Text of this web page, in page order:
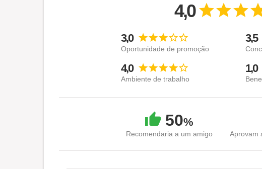
4,0
3,0
Oportunidade de promoção
3,5
4,0
Ambiente de trabalho
1,0
50%
Recomendaria a um amigo Aprovam